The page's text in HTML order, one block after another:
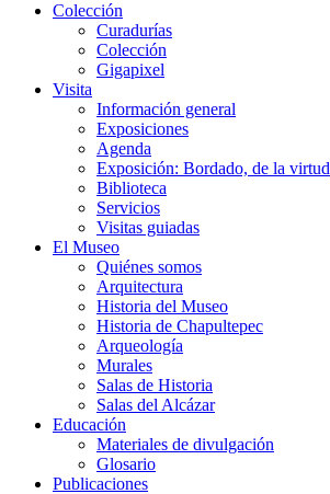
Colección
Curadurías
Colección
Gigapixel
Visita
Información general
Exposiciones
Agenda
Exposición: Bordado, de la virtud
Biblioteca
Servicios
Visitas guiadas
El Museo
Quiénes somos
Arquitectura
Historia del Museo
Historia de Chapultepec
Arqueología
Murales
Salas de Historia
Salas del Alcázar
Educación
Materiales de divulgación
Glosario
Publicaciones